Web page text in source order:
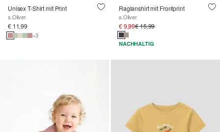
Unisex T-Shirt mit Print
s.Oliver
€ 11,99
+3
Raglanshirt mit Frontprint
s.Oliver
€ 9,99€ 15,99
NACHHALTIG